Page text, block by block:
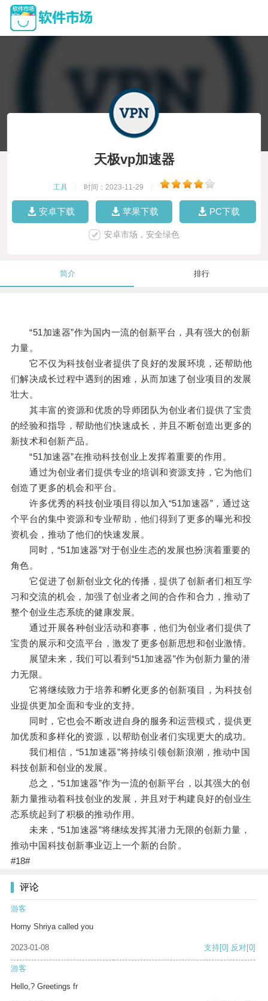
天极vp加速器
工具 时间：2023-11-29
安卓下载 苹果下载 PC下载
安卓市场，安全绿色
简介 排行
“51加速器”作为国内一流的创新平台，具有强大的创新
力量。
它不仅为科技创业者提供了良好的发展环境，还帮助他
们解决成长过程中遇到的困难，从而加速了创业项目的发展
壮大。
其丰富的资源和优质的导师团队为创业者们提供了宝贵
的经验和指导，帮助他们快速成长，并且不断创造出更多的
新技术和创新产品。
“51加速器”在推动科技创业上发挥着重要的作用。
通过为创业者们提供专业的培训和资源支持，它为他们
创造了更多的机会和平台。
许多优秀的科技创业项目得以加入“51加速器”，通过这
个平台的集中资源和专业帮助，他们得到了更多的曝光和投
资机会，推动了他们的快速发展。
同时，“51加速器”对于创业生态的发展也扮演着重要的
角色。
它促进了创新创业文化的传播，提供了创新者们相互学
习和交流的机会，加强了创业者之间的合作和合力，推动了
整个创业生态系统的健康发展。
通过开展各种创业活动和赛事，他们为创业者们提供了
宝贵的展示和交流平台，激发了更多创新思想和创业激情。
展望未来，我们可以看到“51加速器”作为创新力量的潜
力无限。
它将继续致力于培养和孵化更多的创新项目，为科技创
业提供更加全面和专业的支持。
同时，它也会不断改进自身的服务和运营模式，提供更
加优质和多样化的资源，以帮助创业者们实现更大的成功。
我们相信，“51加速器”将持续引领创新浪潮，推动中国
科技创新和创业的发展。
总之，“51加速器”作为一流的创新平台，以其强大的创
新力量推动着科技创业的发展，并且对于构建良好的创业生
态系统起到了积极的推动作用。
未来，“51加速器”将继续发挥其潜力无限的创新力量，
推动中国科技创新事业迈上一个新的台阶。
#18#
评论
游客
Horny Shriya called you
2023-01-08 支持[0] 反对[0]
游客
Hello,? Greetings fr